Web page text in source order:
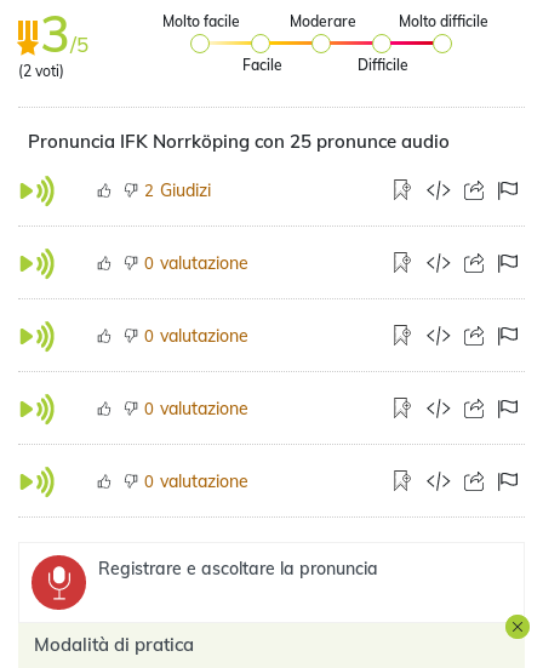
3/5
(2 voti)
Molto facile
Facile
Moderare
Difficile
Molto difficile
Pronuncia IFK Norrköping con 25 pronunce audio
2 Giudizi
0 valutazione
0 valutazione
0 valutazione
0 valutazione
Registrare e ascoltare la pronuncia
Modalità di pratica